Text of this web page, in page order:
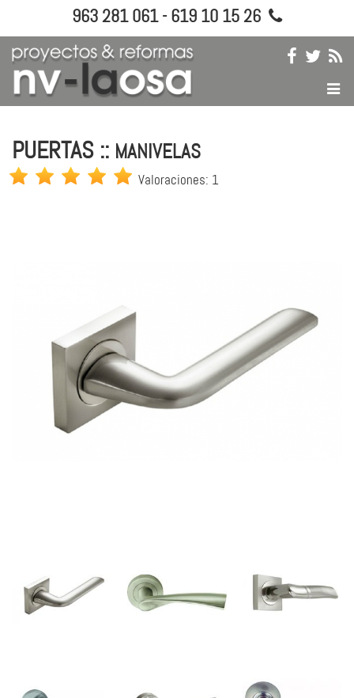
963 281 061 - 619 10 15 26
PUERTAS :: MANIVELAS
Valoraciones: 1